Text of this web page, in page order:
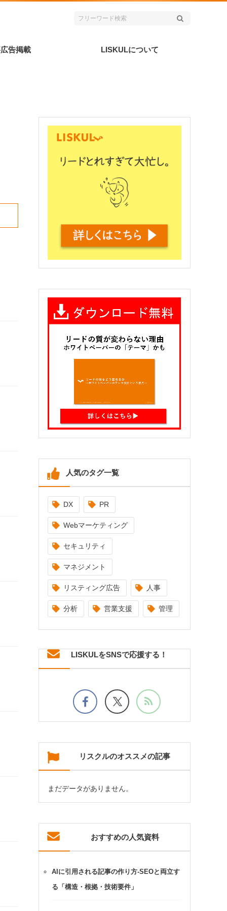
告掲載 LISKULについて
人気のタグ一覧
DX PR
Webマーケティング
セキュリティ
マネジメント
リスティング広告 人事
分析 営業支援 管理
LISKULをSNSで応援する！
リスクルのオススメの記事
まだデータがありません。
おすすめの人気資料
AIに引用される記事の作り方-SEOと両立す
る「構造・根拠・技術要件」